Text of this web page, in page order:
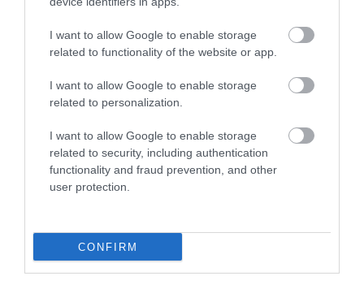
I want to allow Google to enable storage
related to functionality of the website or app.
I want to allow Google to enable storage
related to personalization.
I want to allow Google to enable storage
related to security, including authentication
functionality and fraud prevention, and other
user protection.
CONFIRM
tengerbe, és ahogy hol lassan, hol hirtelen mélyül a
part, úgy változik körülötte a tenger ezerkék színe.